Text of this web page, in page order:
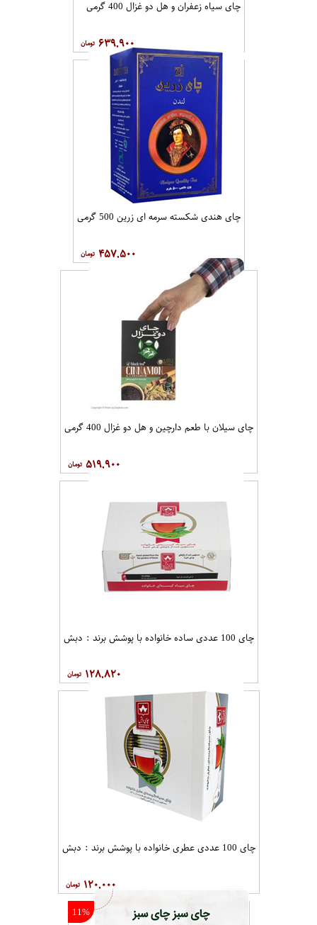
چای سیاه زعفران و هل دو غزال 400 گرمی
۶۳۹,۹۰۰
چای هندی شکسته سرمه ای زرین 500 گرمی
۴۵۷,۵۰۰
چای سیلان با طعم دارچین و هل دو غزال 400 گرمی
۵۱۹,۹۰۰
چای 100 عددی ساده خانواده با پوشش برند : دبش
۱۲۸,۸۲۰
چای 100 عددی عطری خانواده با پوشش برند : دبش
۱۲۰,۰۰۰
11%